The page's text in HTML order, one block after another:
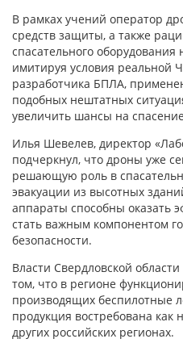
В рамках учений оператор
средств защиты, а также
спасательного
имитируя условия
разработчика БПЛА,
подобных нештатных
увеличить шансы на
Илья Шевелев, директор
подчеркнул, что дроны уже
решающую роль в
эвакуации из высотных
аппараты способны
стать важным компонентом
безопасности.
Власти Свердловской
том, что в регионе
производящих беспилотные
продукция востребована как
других российских регионах.